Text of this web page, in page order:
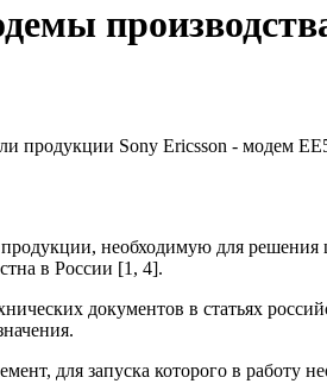
продукции Sony Ericsson - модем
необходимую для
в России [1, 4].
документов в статьях
для запуска которого в